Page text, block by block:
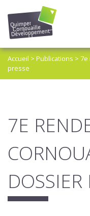
Accueil > Publications > 7e
presse
7E
DOSSIER